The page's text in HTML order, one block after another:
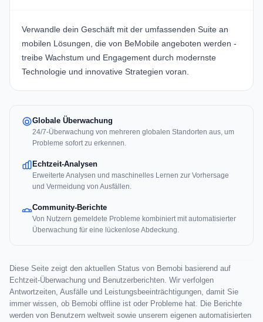
Verwandle dein Geschäft mit der umfassenden Suite an
mobilen Lösungen, die von BeMobile angeboten werden -
treibe Wachstum und Engagement durch modernste
Technologie und innovative Strategien voran.
Globale Überwachung
24/7-Überwachung von mehreren globalen Standorten aus, um
Probleme sofort zu erkennen.
Echtzeit-Analysen
Erweiterte Analysen und maschinelles Lernen zur Vorhersage
und Vermeidung von Ausfällen.
Community-Berichte
Von Nutzern gemeldete Probleme kombiniert mit automatisierter
Überwachung für eine lückenlose Abdeckung.
Diese Seite zeigt den aktuellen Status von Bemobi basierend auf
Echtzeit-Überwachung und Benutzerberichten. Wir verfolgen
Antwortzeiten, Ausfälle und Leistungsbeeinträchtigungen, damit Sie
immer wissen, ob Bemobi offline ist oder Probleme hat. Die Berichte
werden von Benutzern weltweit sowie unserem eigenen automatisierten